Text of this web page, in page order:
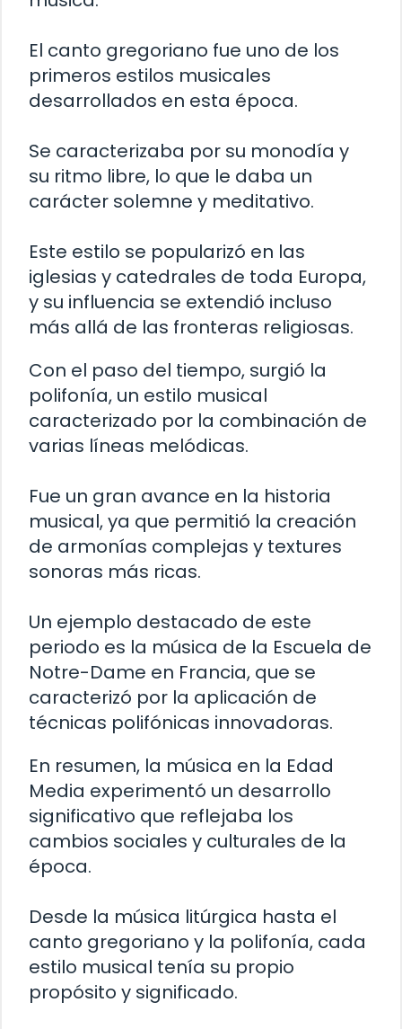
El canto gregoriano fue uno de los
primeros estilos musicales
desarrollados en esta época.
Se caracterizaba por su monodía y
su ritmo libre, lo que le daba un
carácter solemne y meditativo.
Este estilo se popularizó en las
iglesias y catedrales de toda Europa,
y su influencia se extendió incluso
más allá de las fronteras religiosas.
Con el paso del tiempo, surgió la
polifonía, un estilo musical
caracterizado por la combinación de
varias líneas melódicas.
Fue un gran avance en la historia
musical, ya que permitió la creación
de armonías complejas y textures
sonoras más ricas.
Un ejemplo destacado de este
periodo es la música de la Escuela de
Notre-Dame en Francia, que se
caracterizó por la aplicación de
técnicas polifónicas innovadoras.
En resumen, la música en la Edad
Media experimentó un desarrollo
significativo que reflejaba los
cambios sociales y culturales de la
época.
Desde la música litúrgica hasta el
canto gregoriano y la polifonía, cada
estilo musical tenía su propio
propósito y significado.